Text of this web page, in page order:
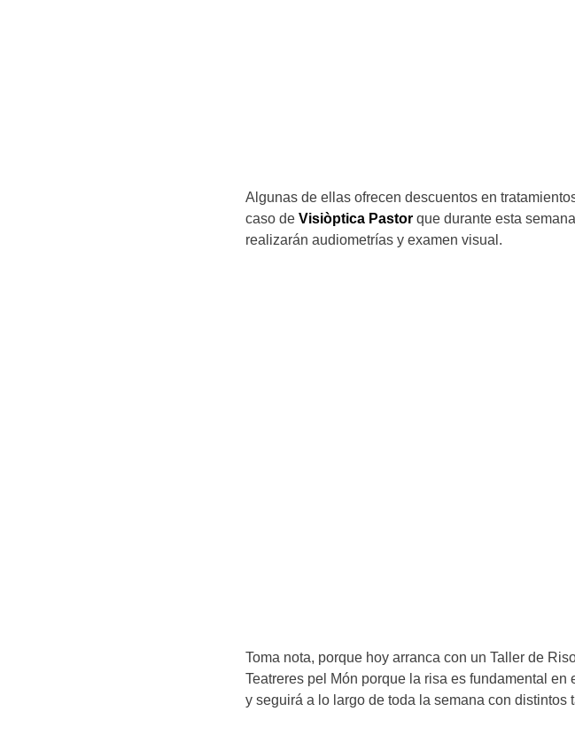
Algunas de ellas ofrecen descuentos en
caso de Visiòptica Pastor que durante esta
realizarán audiometrías y examen visual.
Toma nota, porque hoy arranca con un Taller de
Teatreres pel Món porque la risa es fundamental en
y seguirá a lo largo de toda la semana con distintos